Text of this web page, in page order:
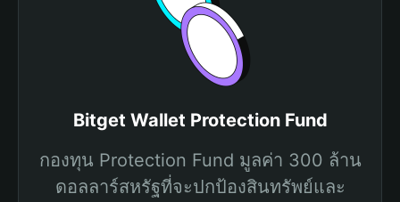
Bitget Wallet Protection Fund
กองทุน Protection Fund มูลค่า 300 ล้าน
ดอลลาร์สหรัฐที่จะปกป้องสินทรัพย์และ